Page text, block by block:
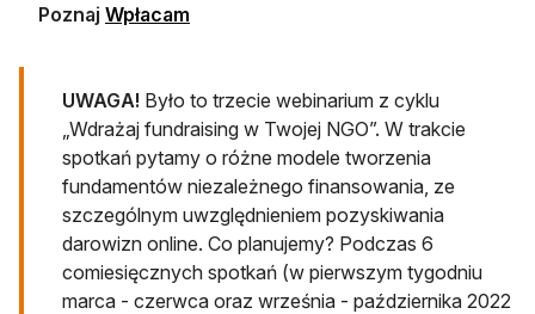
Poznaj Wpłacam
UWAGA! Było to trzecie webinarium z cyklu
„Wdrażaj fundraising w Twojej NGO”. W trakcie
spotkań pytamy o różne modele tworzenia
fundamentów niezależnego finansowania, ze
szczególnym uwzględnieniem pozyskiwania
darowizn online. Co planujemy? Podczas 6
comiesięcznych spotkań (w pierwszym tygodniu
marca - czerwca oraz września - października 2022